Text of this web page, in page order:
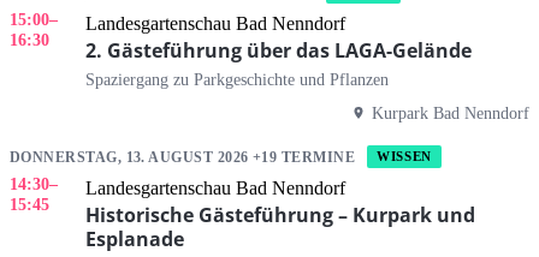
15:00–
16:30
Landesgartenschau Bad Nenndorf
2. Gästeführung über das LAGA-Gelände
Spaziergang zu Parkgeschichte und Pflanzen
Kurpark Bad Nenndorf
DONNERSTAG, 13. AUGUST 2026 +19 TERMINE WISSEN
14:30–
15:45
Landesgartenschau Bad Nenndorf
Historische Gästeführung – Kurpark und
Esplanade